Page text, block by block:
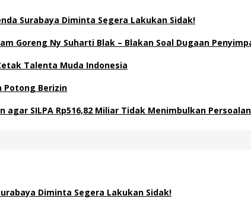
Surabaya Diminta Segera Lakukan Sidak!
Goreng Ny Suharti Blak – Blakan Soal Dugaan
Talenta Muda Indonesia
Potong Berizin
SILPA Rp516,82 Miliar Tidak Menimbulkan
Diminta Segera Lakukan Sidak!